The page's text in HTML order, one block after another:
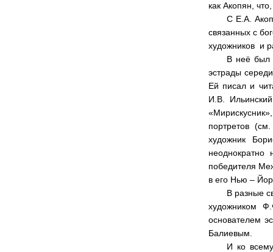
как Акопян,
С Е.А.
связанных с
художников и
В неё был
эстрады
Ей писал и
И.В.
портретов
художник
неоднократно
победителя
в его Нью –
В разные
художником
основателем
Балиевым.
И ко